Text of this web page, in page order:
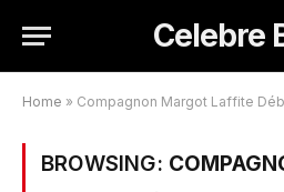
Celebre
Home » Compagnon Margot Laffite
BROWSING: